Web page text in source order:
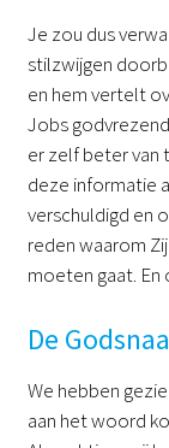
Je zou dus
stilzwijgen
en hem vertelt
Jobs
er zelf beter van
deze informatie
verschuldigd en
reden waarom
moeten gaat. En
De
We hebben
aan het woord